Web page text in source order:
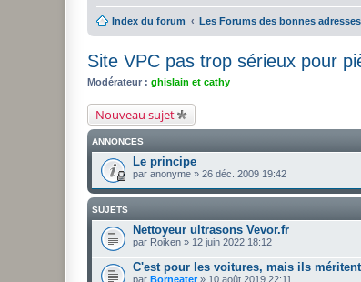
Index du forum Les Forums des bonnes adresses
Site VPC pas trop sérieux pour
Modérateur : ghislain et cathy
Nouveau sujet
ANNONCES
Le principe
par anonyme » 26 déc. 2009 19:42
SUJETS
Nettoyeur ultrasons Vevor.fr
par Roiken » 12 juin 2022 18:12
C'est pour les voitures, mais ils
par Borneater» 10 août 2019 22:11